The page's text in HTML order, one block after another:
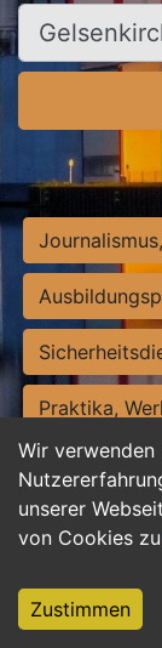
Wir verwenden
unserer
von Cookies
Zustimmen
Ort, Stadt
Praktika,
Hilfskräfte,